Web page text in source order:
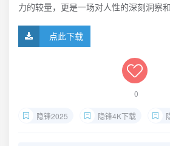
力的较量，更是一场对人性的深刻洞察和
点此下载
0
隐锋2025 隐锋4K下载